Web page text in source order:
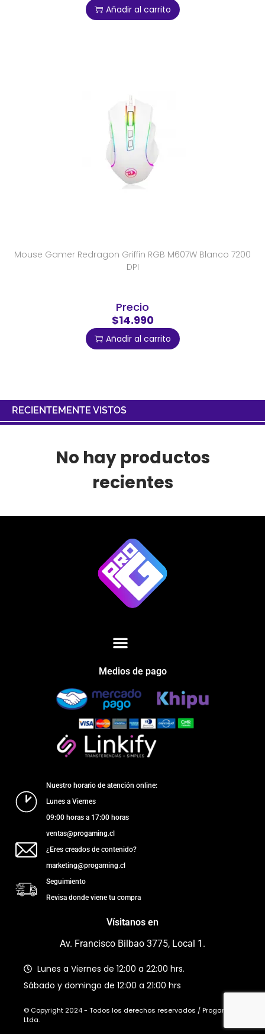
Añadir al carrito
Mouse Gamer Redragon Griffin RGB M607W Blanco 7200
DPI
Precio
$14.990
Añadir al carrito
RECIENTEMENTE VISTOS
No hay productos
recientes
Medios de pago
Nuestro horario de atención online:
Lunes a Viernes
09:00 horas a 17:00 horas
ventas@progaming.cl
¿Eres creados de contenido?
marketing@progaming.cl
Seguimiento
Revisa donde viene tu compra
Vísitanos en
Av. Francisco Bilbao 3775, Local 1.
Lunes a Viernes de 12:00 a 22:00 hrs.
Sábado y domingo de 12:00 a 21:00 hrs
© Copyright 2024 - Todos los derechos reservados / Progaming
Ltda.